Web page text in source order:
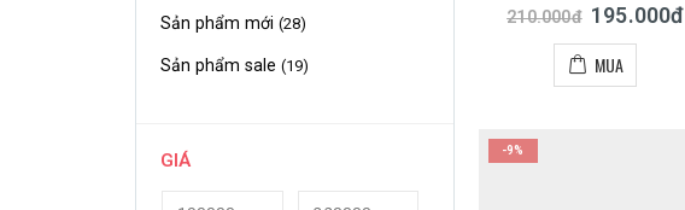
out of 5
210.000đ 195.000đ
MUA
-9%
Sản phẩm mới (28)
Sản phẩm sale (19)
GIÁ